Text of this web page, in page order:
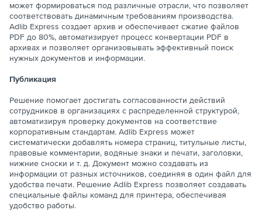
может формироваться под различные отрасли, что позволяет
соответствовать динамичным требованиям производства.
Adlib Express создает архив и обеспечивает сжатие файлов
PDF до 80%, автоматизирует процесс конвертации PDF в
архивах и позволяет организовывать эффективный поиск
нужных документов и информации.
Публикация
Решение помогает достигать согласованности действий
сотрудников в организациях с распределенной структурой,
автоматизируя проверку документов на соответствие
корпоративным стандартам. Adlib Express может
систематически добавлять номера страниц, титульные листы,
правовые комментарии, водяные знаки и печати, заголовки,
нижние сноски и т. д. Документ можно создавать из
информации от разных источников, соединяя в один файл для
удобства печати. Решение Adlib Express позволяет создавать
специальные файлы команд для принтера, обеспечивая
удобство работы.